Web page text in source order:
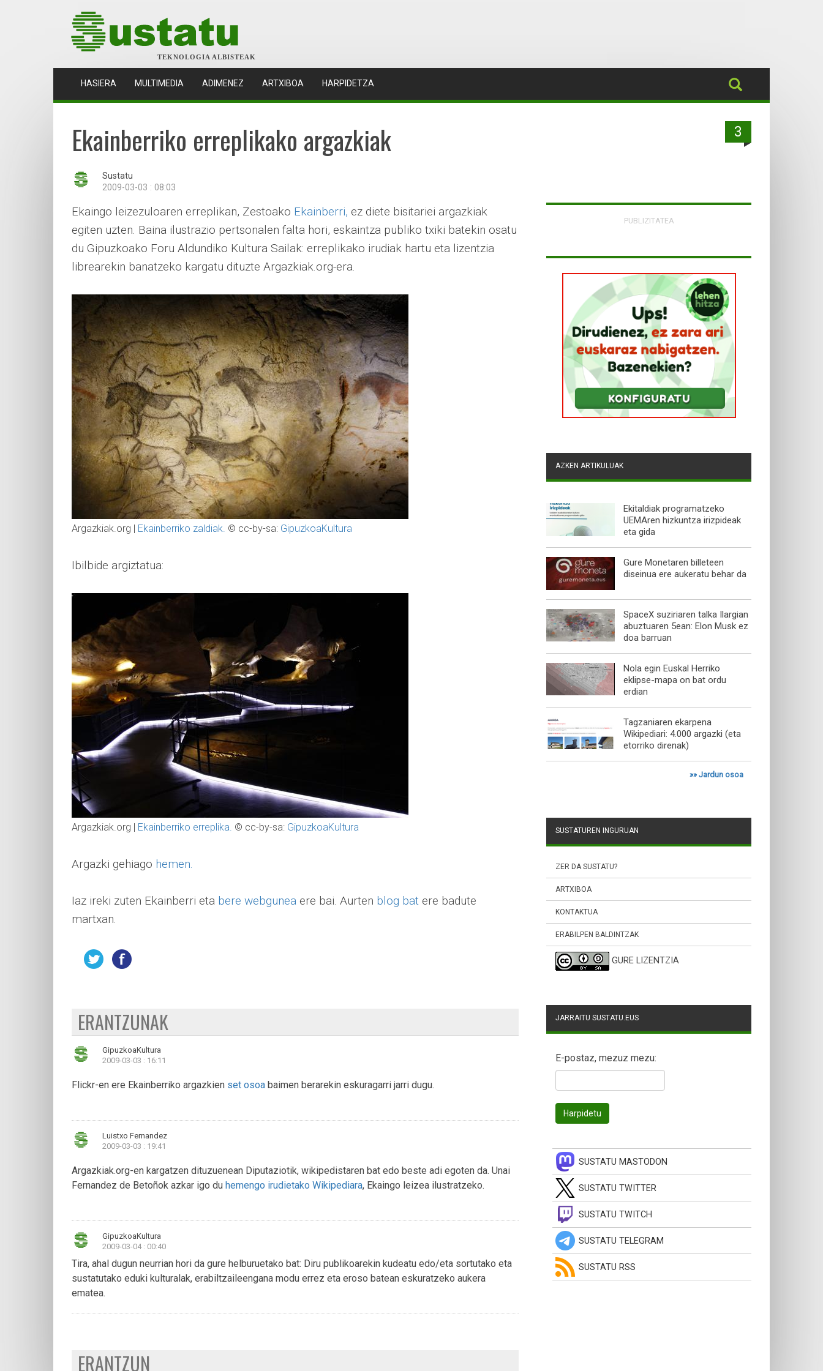
TEKNOLOGIA ALBISTEAK
HASIERA (CURRENT)
MULTIMEDIA ADIMENEZ ARTXIBOA HARPIDETZA
3
Ekainberriko erreplikako argazkiak
Sustatu
2009-03-03 : 08:03
Ekaingo leizezuloaren erreplikan, Zestoako Ekainberri, ez diete bisitariei argazkiak
egiten uzten. Baina ilustrazio pertsonalen falta hori, eskaintza publiko txiki batekin osatu
du Gipuzkoako Foru Aldundiko Kultura Sailak: erreplikako irudiak hartu eta lizentzia
librearekin banatzeko kargatu dituzte Argazkiak.org-era.
Argazkiak.org | Ekainberriko zaldiak. © cc-by-sa: GipuzkoaKultura
Ibilbide argiztatua:
Argazkiak.org | Ekainberriko erreplika. © cc-by-sa: GipuzkoaKultura
Argazki gehiago hemen.
Iaz ireki zuten Ekainberri eta bere webgunea ere bai. Aurten blog bat ere badute
martxan.
ERANTZUNAK
GipuzkoaKultura
2009-03-03 : 16:11
Flickr-en ere Ekainberriko argazkien set osoa baimen berarekin eskuragarri jarri dugu.
Luistxo Fernandez
2009-03-03 : 19:41
Argazkiak.org-en kargatzen dituzuenean Diputaziotik, wikipedistaren bat edo beste adi egoten da. Unai
Fernandez de Betoñok azkar igo du hemengo irudietako Wikipediara, Ekaingo leizea ilustratzeko.
GipuzkoaKultura
2009-03-04 : 00:40
Tira, ahal dugun neurrian hori da gure helburuetako bat: Diru publikoarekin kudeatu edo/eta sortutako eta
sustatutako eduki kulturalak, erabiltzaileengana modu errez eta eroso batean eskuratzeko aukera
ematea.
ERANTZUN
PUBLIZITATEA
AZKEN ARTIKULUAK
Ekitaldiak programatzeko
UEMAren hizkuntza irizpideak
eta gida
Gure Monetaren billeteen
diseinua ere aukeratu behar da
SpaceX suziriaren talka Ilargian
abuztuaren 5ean: Elon Musk ez
doa barruan
Nola egin Euskal Herriko
eklipse-mapa on bat ordu
erdian
Tagzaniaren ekarpena
Wikipediari: 4.000 argazki (eta
etorriko direnak)
»»Jardun osoa
SUSTATUREN INGURUAN
ZER DA SUSTATU?
ARTXIBOA
KONTAKTUA
ERABILPEN BALDINTZAK
GURE LIZENTZIA
JARRAITU SUSTATU.EUS
E-postaz, mezuz mezu:
SUSTATU MASTODON
SUSTATU TWITTER
SUSTATU TWITCH
SUSTATU TELEGRAM
SUSTATU RSS